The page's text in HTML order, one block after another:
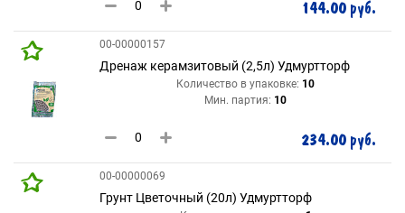
144.00 руб.
00-00000157
Дренаж керамзитовый (2,5л) Удмуртторф
Количество в упаковке: 10
Мин. партия: 10
234.00 руб.
00-00000069
Грунт Цветочный (20л) Удмуртторф